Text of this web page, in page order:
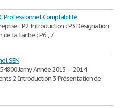
Professionnel Comptabilité
: P2 Introduction : P3 Désignation
de la tache : P6 , 7
SEN
Jarny Année 2013 – 2014
2 Introduction 3 Présentation de